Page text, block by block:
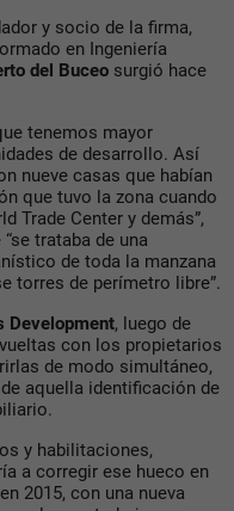
y socio de la firma,
en Ingeniería
del Buceo surgió hace
tenemos mayor
de desarrollo. Así
nueve casas que habían
que tuvo la zona cuando
Trade Center y demás”,
trataba de una
de toda la manzana
torres de perímetro libre”.
Development, luego de
con los propietarios
de modo simultáneo,
aquella identificación de
y habilitaciones,
a corregir ese hueco en
2015, con una nueva